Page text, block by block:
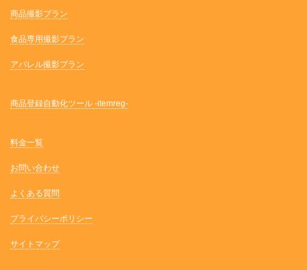
商品撮影プラン
食品専用撮影プラン
アパレル撮影プラン
商品登録自動化ツール -itemreg-
料金一覧
お問い合わせ
よくある質問
プライバシーポリシー
サイトマップ